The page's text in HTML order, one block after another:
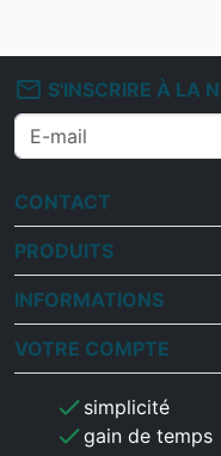
mail_outline S'INSCRIRE À LA
CONTACT
PRODUITS
INFORMATIONS
VOTRE COMPTE
check simplicité
checkgain de temps